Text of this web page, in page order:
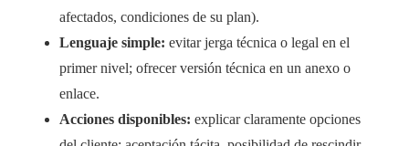
afectados, condiciones de su plan).
Lenguaje simple: evitar jerga técnica o legal en el
primer nivel; ofrecer versión técnica en un anexo o
enlace.
Acciones disponibles: explicar claramente opciones